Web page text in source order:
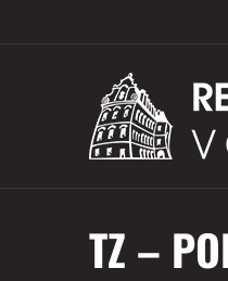
TZ –